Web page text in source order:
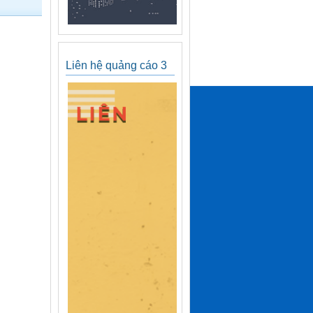
Liên hệ quảng cáo 3